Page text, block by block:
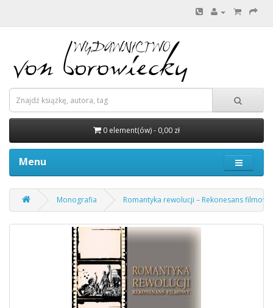
0 element(ów) - 0,00 zł
Menu
Monografia Romantyka rewolucji – Rekonesans filmowy